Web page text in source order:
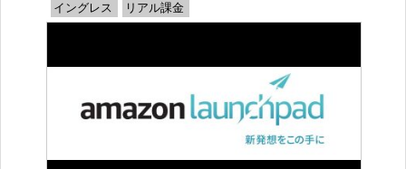
イングレス リアル課金